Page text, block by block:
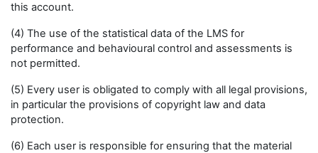
this account.
(4) The use of the statistical data of the LMS for
performance and behavioural control and assessments is
not permitted.
(5) Every user is obligated to comply with all legal provisions,
in particular the provisions of copyright law and data
protection.
(6) Each user is responsible for ensuring that the material